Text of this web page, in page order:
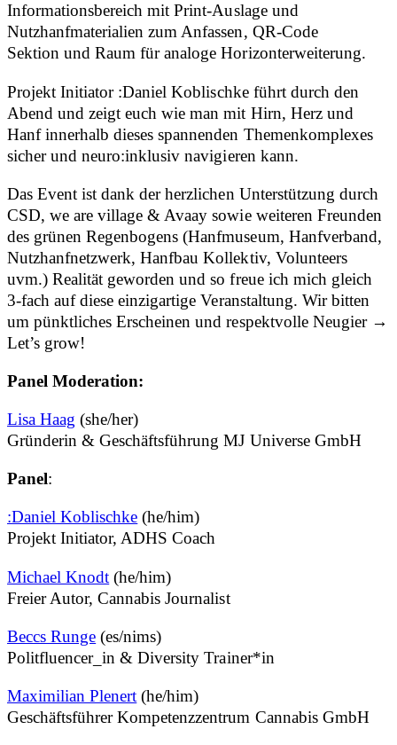
Informationsbereich mit Print-Auslage und
Nutzhanfmaterialien zum Anfassen, QR-Code
Sektion und Raum für analoge Horizonterweiterung.
Projekt Initiator :Daniel Koblischke führt durch den
Abend und zeigt euch wie man mit Hirn, Herz und
Hanf innerhalb dieses spannenden Themenkomplexes
sicher und neuro:inklusiv navigieren kann.
Das Event ist dank der herzlichen Unterstützung durch
CSD, we are village & Avaay sowie weiteren Freunden
des grünen Regenbogens (Hanfmuseum, Hanfverband,
Nutzhanfnetzwerk, Hanfbau Kollektiv, Volunteers
uvm.) Realität geworden und so freue ich mich gleich
3-fach auf diese einzigartige Veranstaltung. Wir bitten
um pünktliches Erscheinen und respektvolle Neugier →
Let’s grow!
Panel Moderation:
Lisa Haag (she/her)
Gründerin & Geschäftsführung MJ Universe GmbH
Panel:
:Daniel Koblischke (he/him)
Projekt Initiator, ADHS Coach
Michael Knodt (he/him)
Freier Autor, Cannabis Journalist
Beccs Runge (es/nims)
Politfluencer_in & Diversity Trainer*in
Maximilian Plenert (he/him)
Geschäftsführer Kompetenzzentrum Cannabis GmbH